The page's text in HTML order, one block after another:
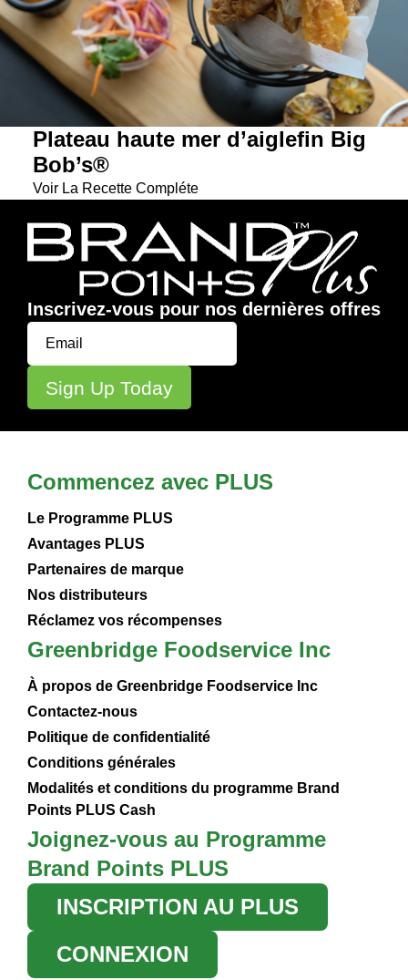
Plateau haute mer d’aiglefin Big
Bob’s®
Voir La Recette Compléte
Inscrivez-vous pour nos dernières offres
Commencez avec PLUS
Le Programme PLUS
Avantages PLUS
Partenaires de marque
Nos distributeurs
Réclamez vos récompenses
Greenbridge Foodservice Inc
À propos de Greenbridge Foodservice Inc
Contactez-nous
Politique de confidentialité
Conditions générales
Modalités et conditions du programme Brand
Points PLUS Cash
Joignez-vous au Programme
Brand Points PLUS
INSCRIPTION AU PLUS
CONNEXION